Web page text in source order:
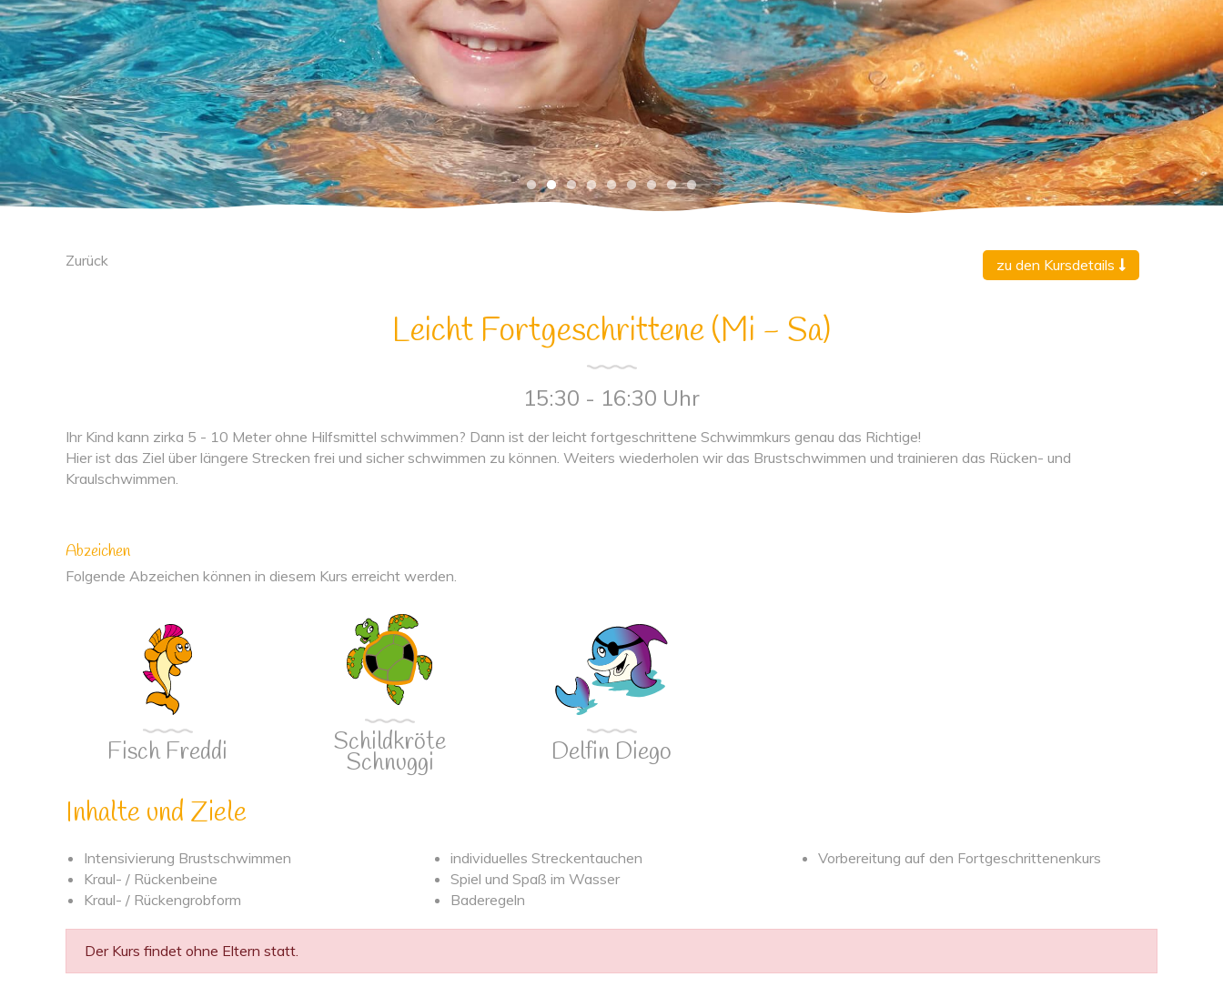
Zurück zu den Kursdetails
Leicht Fortgeschrittene (Mi - Sa)
15:30 - 16:30 Uhr
Ihr Kind kann zirka 5 - 10 Meter ohne Hilfsmittel schwimmen? Dann ist der leicht fortgeschrittene Schwimmkurs genau das Richtige!
Hier ist das Ziel über längere Strecken frei und sicher schwimmen zu können. Weiters wiederholen wir das Brustschwimmen und trainieren das Rücken- und
Kraulschwimmen.
Abzeichen
Folgende Abzeichen können in diesem Kurs erreicht werden.
Fisch Freddi Schildkröte
Schnuggi Delfin Diego
Inhalte und Ziele
Intensivierung Brustschwimmen
Kraul- / Rückenbeine
Kraul- / Rückengrobform
individuelles Streckentauchen
Spiel und Spaß im Wasser
Baderegeln
Vorbereitung auf den Fortgeschrittenenkurs
Der Kurs findet ohne Eltern statt.